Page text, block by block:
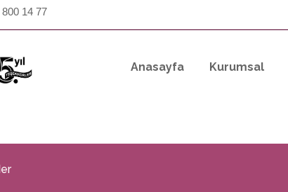
14 77
Anasayfa Kurumsal